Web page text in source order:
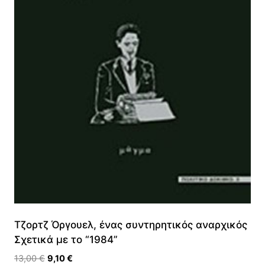
Τζορτζ Όργουελ, ένας συντηρητικός αναρχικός
Σχετικά με το “1984”
13,00€ Original
9,10€